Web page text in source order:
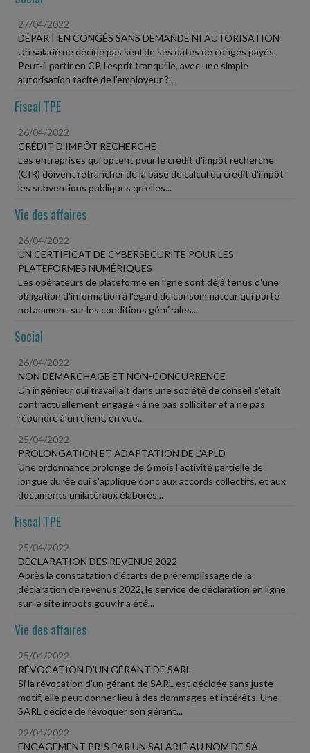
27/04/2022
DÉPART EN CONGÉS SANS DEMANDE NI AUTORISATION
Un salarié ne décide pas seul de ses dates de congés payés.
Peut-il partir en CP, l'esprit tranquille, avec une simple
autorisation tacite de l'employeur ?...
Fiscal TPE
26/04/2022
CRÉDIT D'IMPÔT RECHERCHE
Les entreprises qui optent pour le crédit d'impôt recherche
(CIR) doivent retrancher de la base de calcul du crédit d'impôt
les subventions publiques qu'elles...
Vie des affaires
26/04/2022
UN CERTIFICAT DE CYBERSÉCURITÉ POUR LES
PLATEFORMES NUMÉRIQUES
Les opérateurs de plateforme en ligne sont déjà tenus d'une
obligation d'information à l'égard du consommateur qui porte
notamment sur les conditions générales...
Social
26/04/2022
NON DÉMARCHAGE ET NON-CONCURRENCE
Un ingénieur qui travaillait dans une société de conseil s'était
contractuellement engagé « à ne pas solliciter et à ne pas
répondre à un client, en vue...
25/04/2022
PROLONGATION ET ADAPTATION DE L'APLD
Une ordonnance prolonge de 6 mois l'activité partielle de
longue durée qui s'applique donc aux accords collectifs, et aux
documents unilatéraux élaborés...
Fiscal TPE
25/04/2022
DÉCLARATION DES REVENUS 2022
Après la constatation d'écarts de préremplissage de la
déclaration de revenus 2022, le service de déclaration en ligne
sur le site impots.gouv.fr a été...
Vie des affaires
25/04/2022
RÉVOCATION D'UN GÉRANT DE SARL
Si la révocation d'un gérant de SARL est décidée sans juste
motif, elle peut donner lieu à des dommages et intérêts. Une
SARL décide de révoquer son gérant...
22/04/2022
ENGAGEMENT PRIS PAR UN SALARIÉ AU NOM DE SA